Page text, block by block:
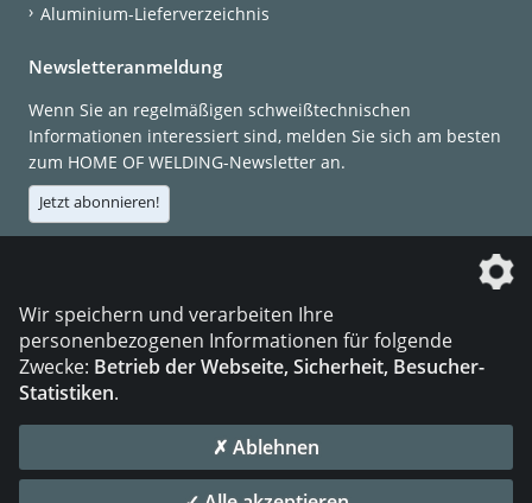
Aluminium-Lieferverzeichnis
Newsletteranmeldung
Wenn Sie an regelmäßigen schweißtechnischen
Informationen interessiert sind, melden Sie sich am besten
zum HOME OF WELDING-Newsletter an.
Jetzt abonnieren!
Die DVS Media GmbH ist ein Unternehmen der
© 2026 DVS Media GmbH
Wir speichern und verarbeiten Ihre
personenbezogenen Informationen für folgende
Zwecke: Betrieb der Webseite, Sicherheit, Besucher-
Statistiken.
✗ Ablehnen